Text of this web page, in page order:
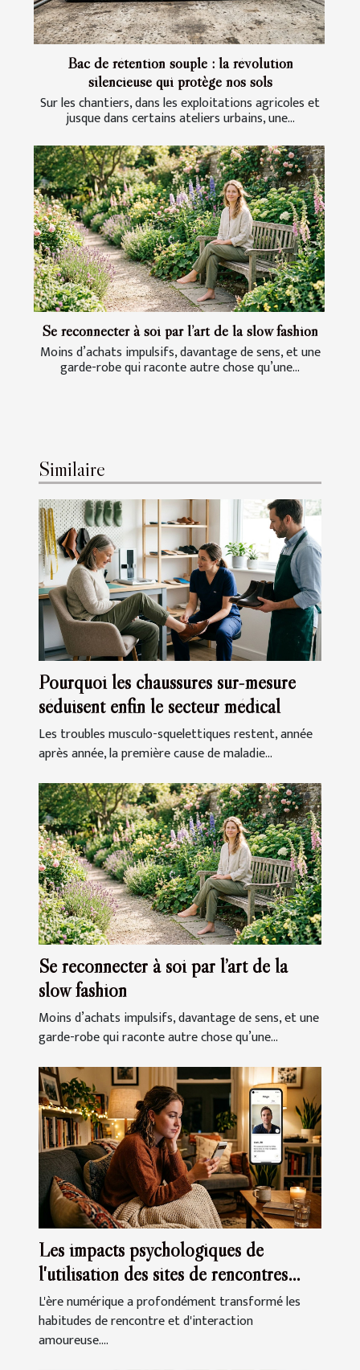
Bac de rétention souple : la révolution
silencieuse qui protège nos sols
Sur les chantiers, dans les exploitations agricoles et
jusque dans certains ateliers urbains, une...
Se reconnecter à soi par l’art de la slow fashion
Moins d’achats impulsifs, davantage de sens, et une
garde-robe qui raconte autre chose qu’une...
Similaire
Pourquoi les chaussures sur-mesure
séduisent enfin le secteur médical
Les troubles musculo-squelettiques restent, année
après année, la première cause de maladie...
Se reconnecter à soi par l’art de la
slow fashion
Moins d’achats impulsifs, davantage de sens, et une
garde-robe qui raconte autre chose qu’une...
Les impacts psychologiques de
l'utilisation des sites de rencontres
modernes
L'ère numérique a profondément transformé les
habitudes de rencontre et d'interaction
amoureuse....